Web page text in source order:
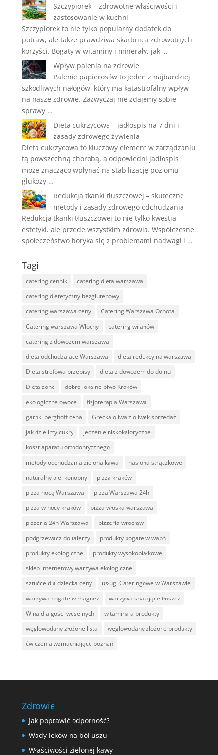
Szczypiorek – zdrowotne właściwości i
zastosowanie w kuchni
Szczypiorek to nie tylko popularny dodatek do
potraw, ale także prawdziwa skarbnica zdrowotnych
korzyści. Bogaty w witaminy i minerały, jak …
Wpływ palenia na zdrowie
Palenie papierosów to jeden z najbardziej
szkodliwych nałogów, który ma katastrofalny wpływ
na nasze zdrowie. Zazwyczaj nie zdajemy sobie
sprawy …
Dieta cukrzycowa – jadłospis na 7 dni i
zasady zdrowego żywienia
Dieta cukrzycowa to kluczowy element w zarządzaniu
tą powszechną chorobą, a odpowiedni jadłospis
może znacząco wpłynąć na stabilizację poziomu
glukozy …
Redukcja tkanki tłuszczowej – skuteczne
metody i zasady zdrowego odchudzania
Redukcja tkanki tłuszczowej to nie tylko kwestia
estetyki, ale przede wszystkim zdrowia. Współczesne
społeczeństwo boryka się z problemami nadwagi i …
Tagi
catering cennik
catering dieta warszawa
catering dietetyczny bezglutenowy
catering warszawa ceny
Catering Warszawa Ochota
Catering warszawa Włochy
catering wilanów
catering z dowozem warszawa
dieta odchudzające Warszawa
dieta redukcyjna warszawa
Dieta strefowa przepisy
dieta z dowozem do domu
Dieta zone
dobre lokalne piwo Kraków
ekologiczne owoce
fizjoterapia Warszawa
garnki berghoff cena
Grecka oliwa z oliwek sprzedaż
jak dzielimy cukry
jedzenie niskokaloryczne
koszt aparatu ortodontycznego
metody odchudzania zielona kawa
nasiona strączkowe
naturalny olej konopny
pizza kraków
pizza nocą Warszawa
pizza Warszawa 24h
pizza w nocy kraków
pizza włoska warszawa
pizzeria 24h Warszawa
pizzeria wrocław
podgrzewacz do talerzy
produkty bogate w wapń
produkty ekologiczne
produkty wysokobiałkowe
sklep internetowy warzywa ekologiczne
sztućce dla dziecka ceny
usługi Cateringowe w Warszawie
warzywa bogate w magnez
warzywa spalające tłuszcz
Wina dla gości weselnych
witamina a produkty
węglowodany złożone lista
węglowodany złożone produkty
ćwiczenia wzmacniające poznań
Zdrowie
Jak poprawić odporność?
Wady leków na ból uszu
Właściwości zielonej kawy